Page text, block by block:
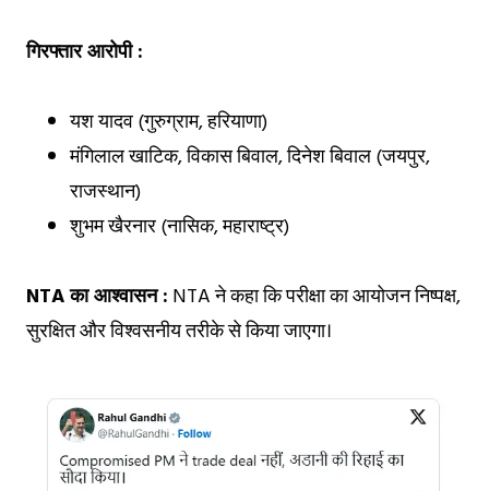
गिरफ्तार आरोपी :
यश यादव (गुरुग्राम, हरियाणा)
मंगिलाल खाटिक, विकास बिवाल, दिनेश बिवाल (जयपुर,
राजस्थान)
शुभम खैरनार (नासिक, महाराष्ट्र)
NTA का आश्वासन : NTA ने कहा कि परीक्षा का आयोजन निष्पक्ष,
सुरक्षित और विश्वसनीय तरीके से किया जाएगा।